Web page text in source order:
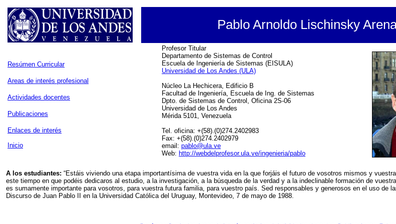
Pablo Arnoldo Lischinsky
Resúmen Curricular
Areas de interés profesional
Actividades docentes
Publicaciones
Enlaces de interés
Inicio
Profesor Titular
Departamento de Sistemas de Control
Escuela de Ingeniería de Sistemas (EISULA)
Universidad de Los Andes (ULA)
Núcleo La Hechicera, Edificio B
Facultad de Ingeniería, Escuela de Ing. de Sistemas
Dpto. de Sistemas de Control, Oficina 2S-06
Universidad de Los Andes
Mérida 5101, Venezuela
Tel. oficina: +(58).(0)274.2402983
Fax: +(58).(0)274.2402979
email: pablo@ula.ve
Web: http://webdelprofesor.ula.ve/ingenieria/pablo
A los estudiantes: “Estáis viviendo una etapa importantísima de vuestra vida en la que forjáis el futuro de vosotros mismos y
este tiempo en que podéis dedicaros al estudio, a la investigación, a la búsqueda de la verdad y a la indeclinable formación de
es sumamente importante para vosotros, para vuestra futura familia, para vuestro país. Sed responsables y generosos en el uso de
Discurso de Juan Pablo II en la Universidad Católica del Uruguay, Montevideo, 7 de mayo de 1988.